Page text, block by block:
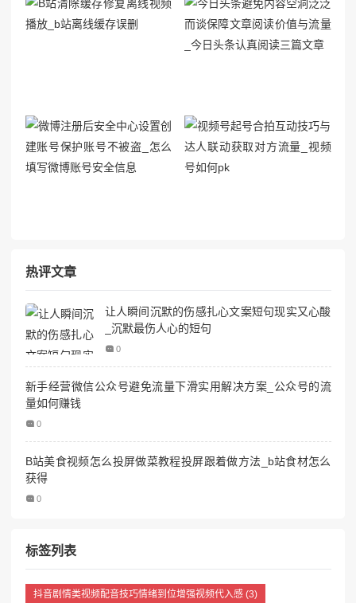
热评文章
让人瞬间沉默的伤感扎心文案短句现实又心酸
_沉默最伤人心的短句
0
新手经营微信公众号避免流量下滑实用解决方案_公众号的流
量如何赚钱
0
B站美食视频怎么投屏做菜教程投屏跟着做方法_b站食材怎么
获得
0
标签列表
抖音剧情类视频配音技巧情绪到位增强视频代入感(3)